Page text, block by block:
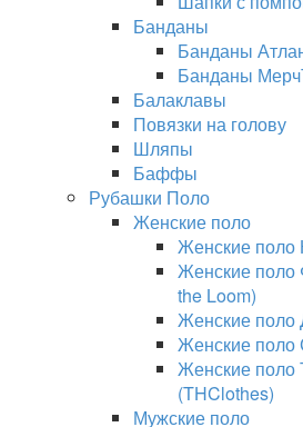
Банданы
Банданы
Банданы
Балаклавы
Повязки на голову
Шляпы
Баффы
Рубашки Поло
Женские поло
Женские поло
Женские поло
the Loom)
Женские
Женские поло
Женские поло
(THClothes)
Мужские поло